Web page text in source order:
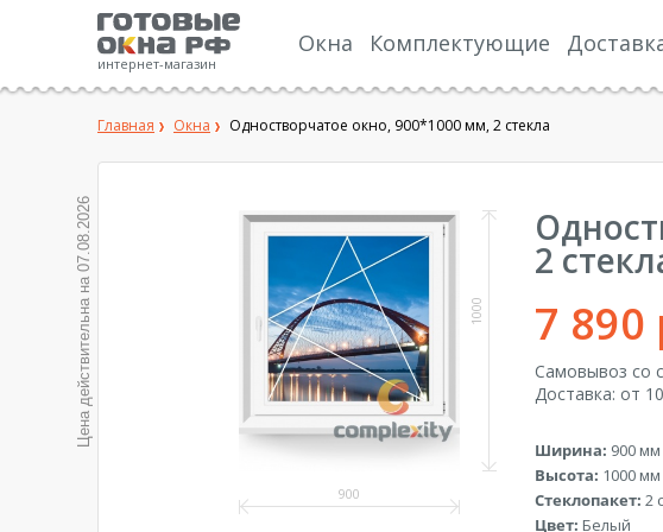
интернет-магазин
Окна Комплектующие
Главная Окна Одностворчатое окно, 900*1000 мм, 2 стекла
Цена действительна на
07.08.2026
900
1000
2
7 890
Самовывоз со
Доставка: от
Ширина: 900 мм
Высота: 1000 мм
Стеклопакет: 2
Цвет: Белый